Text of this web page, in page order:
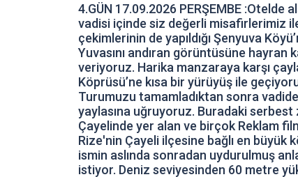
4.GÜN 17.09.2026 PERŞEMBE :Otelde
vadisi içinde siz değerli misafirlerimiz
çekimlerinin de yapıldığı Şenyuva
Yuvasını andıran görüntüsüne hayran
veriyoruz. Harika manzaraya karşı
Köprüsü’ne kısa bir yürüyüş ile
Turumuzu tamamladıktan sonra
yaylasına uğruyoruz. Buradaki serbest
Çayelinde yer alan ve birçok Reklam
Rize'nin Çayeli ilçesine bağlı en büyük
ismin aslında sonradan uydurulmuş
istiyor. Deniz seviyesinden 60 metre